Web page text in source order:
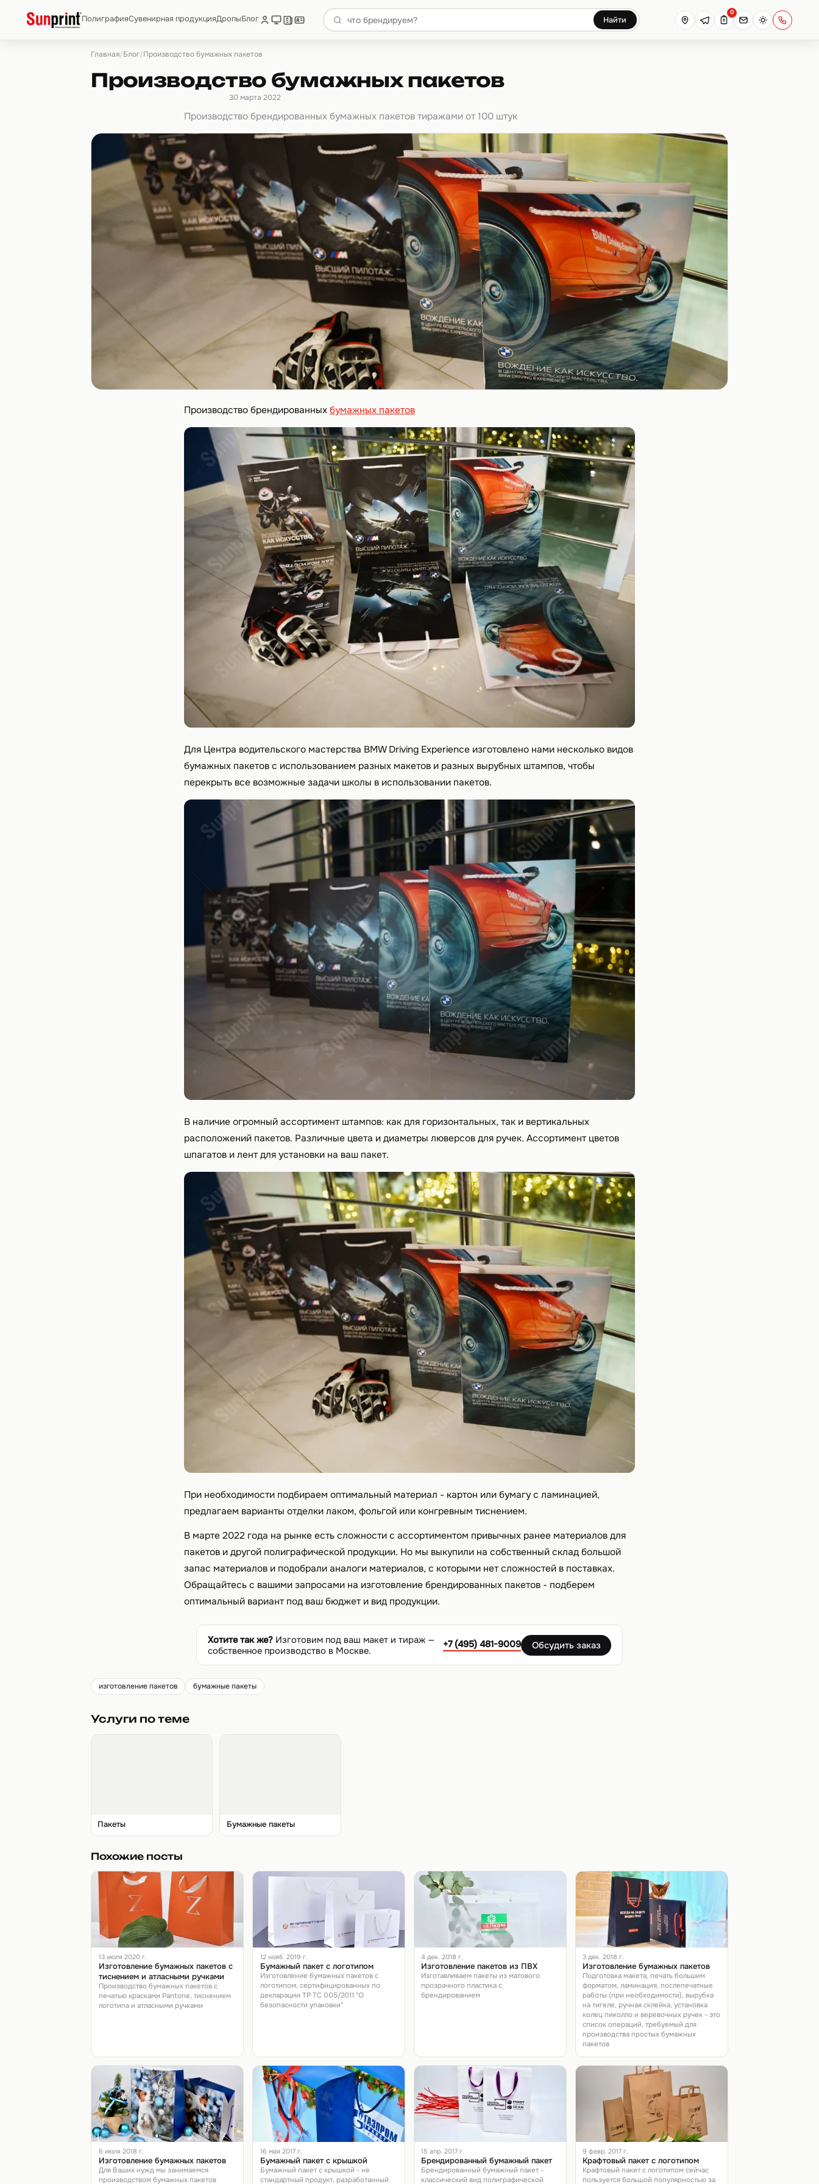
ПолиграфияСувенирная продукцияДропыБлог Найти
0
Главная/Блог/Производство бумажных пакетов
Производство бумажных пакетов
30 марта 2022
Производство брендированных бумажных пакетов тиражами от 100 штук
Производство брендированных бумажных пакетов
Для Центра водительского мастерства BMW Driving Experience изготовлено нами несколько видов
бумажных пакетов с использованием разных макетов и разных вырубных штампов, чтобы
перекрыть все возможные задачи школы в использовании пакетов.
В наличие огромный ассортимент штампов: как для горизонтальных, так и вертикальных
расположений пакетов. Различные цвета и диаметры люверсов для ручек. Ассортимент цветов
шпагатов и лент для установки на ваш пакет.
При необходимости подбираем оптимальный материал - картон или бумагу с ламинацией,
предлагаем варианты отделки лаком, фольгой или конгревным тиснением.
В марте 2022 года на рынке есть сложности с ассортиментом привычных ранее материалов для
пакетов и другой полиграфической продукции. Но мы выкупили на собственный склад большой
запас материалов и подобрали аналоги материалов, с которыми нет сложностей в поставках.
Обращайтесь с вашими запросами на изготовление брендированных пакетов - подберем
оптимальный вариант под ваш бюджет и вид продукции.
Хотите так же?Изготовим под ваш макет и тираж —
собственное производство в Москве.
+7 (495) 481-9009 Обсудить заказ
изготовление пакетов бумажные пакеты
Услуги по теме
Пакеты Бумажные пакеты
Похожие посты
13 июля 2020 г.
Изготовление бумажных пакетов с
тиснением и атласными ручками
Производство бумажных пакетов с
печатью красками Pantone, тиснением
логотипа и атласными ручками
12 нояб. 2019 г.
Бумажный пакет с логотипом
Изготовление бумажных пакетов с
логотипом, сертифицированных по
декларации ТР ТС 005/2011 "О
безопасности упаковки"
4 дек. 2018 г.
Изготовление пакетов из ПВХ
Изготавливаем пакеты из матового
прозрачного пластика с
брендированием
3 дек. 2018 г.
Изготовление бумажных пакетов
Подготовка макета, печать большим
форматом, ламинация, послепечатные
работы (при необходимости), вырубка
на тигеле, ручная склейка, установка
колец пиколло и веревочных ручек - это
список операций, требуемый для
производства простых бумажных
пакетов
6 июля 2018 г.
Изготовление бумажных пакетов
Для Ваших нужд мы занимаемся
производством бумажных пакетов
16 мая 2017 г.
Бумажный пакет с крышкой
Бумажный пакет с крышкой - не
стандартный продукт, разработанный
15 апр. 2017 г.
Брендированный бумажный пакет
Брендированный бумажный пакет -
классический вид полиграфической
9 февр. 2017 г.
Крафтовый пакет с логотипом
Крафтовый пакет с логотипом сейчас
пользуется большой популярностью за